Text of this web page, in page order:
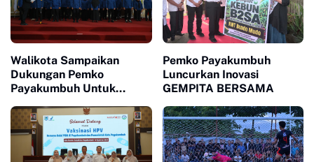
Walikota Sampaikan
Dukungan Pemko
Payakumbuh Untuk
Payakumbuh periode
2026-2030
Pemko Payakumbuh
Luncurkan Inovasi
GEMPITA BERSAMA